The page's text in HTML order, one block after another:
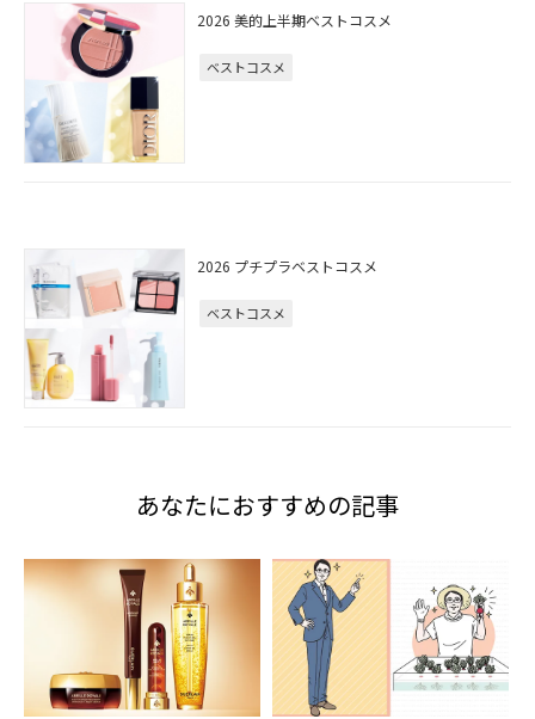
2026 美的上半期ベストコスメ
ベストコスメ
2026 プチプラベストコスメ
ベストコスメ
あなたにおすすめの記事